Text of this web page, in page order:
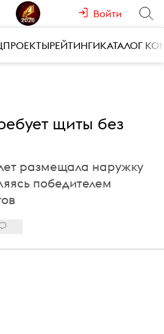
Войти
РЕЙТИНГИКАТАЛОГ
щиты без
размещала наружку
победителем